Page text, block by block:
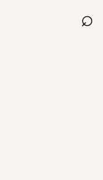
⌕